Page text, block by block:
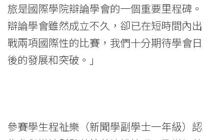
香
港
浸
學
旅是國際學院辯論學會的一個重要里程碑。
辯論學會雖然成立不久，卻已在短時間內出
戰兩項國際性的比賽，我們十分期待學會日
後的發展和突破。」
參賽學生程祉樂（新聞學副學士一年級）認